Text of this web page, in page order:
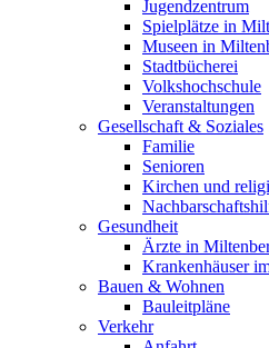
Jugendzentrum
Spielplätze in
Museen in
Stadtbücherei
Volkshochschule
Veranstaltungen
Gesellschaft & Soziales
Familie
Senioren
Kirchen und
Gesundheit
Ärzte in
Krankenhäuser
Bauen & Wohnen
Bauleitpläne
Verkehr